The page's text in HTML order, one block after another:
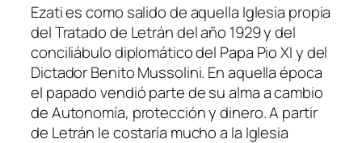
Ezati es como salido de aquella Iglesia propia
del Tratado de Letrán del año 1929 y del
conciliábulo diplomático del Papa Pio XI y del
Dictador Benito Mussolini. En aquella época
el papado vendió parte de su alma a cambio
de Autonomía, protección y dinero. A partir
de Letrán le costaría mucho a la Iglesia